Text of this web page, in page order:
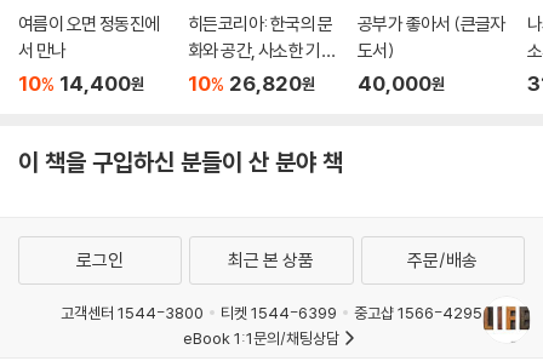
고 그것에 기여하는 것, 사람들과 애착과 유대를 형성하는 것이다. 내용적
가치는 개인의 삶을 풍부하게 채운다. 배경적 가치는 타인을 그 자체로 목
적인 동등한 존재로 인정하고 그에 따라 의무를 이행하고 배려하는 것, 그
리고 이를 보장하는 사회 질서를 확립하고 유지하기 위해 자기 몫의 책임
하게 해를 입히는 경우 그 창작 행위는 의미가 박탈된다. 배경적 가치를 위
반했기 때문이다.
여름이 오면 정동진에
서 만나
10% 14,400원
히든코리아: 한국의 문
화와 공간, 사소한 기적
들
10% 26,820원
공부가 좋아서 (큰글자
도서)
40,000원
이 책을 구입하신 분들이 산 분야 책
로그인 최근 본 상품 주문/배송
고객센터 1544-3800 티켓 1544-6399
중고샵 1566-4295
eBook 1:1문의/채팅상담